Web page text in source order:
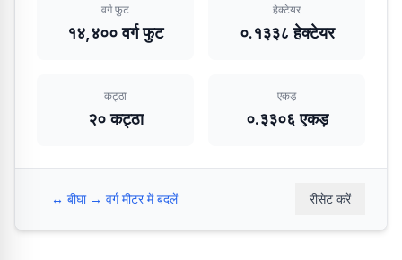
वर्ग फुट
१४,४०० वर्ग फुट
हेक्टेयर
०.१३३८ हेक्टेयर
कट्ठा
२० कट्ठा
एकड़
०.३३०६ एकड़
↔️ बीघा → वर्ग मीटर में बदलें रीसेट करें